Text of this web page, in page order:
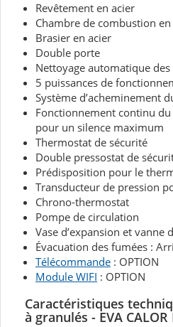
Revêtement en acier
Chambre de combustion
Brasier en acier
Double porte
Nettoyage automatique des
5 puissances de
Système d’acheminement
Fonctionnement continu
pour un silence maximum
Thermostat de sécurité
Double pressostat de
Prédisposition pour le
Transducteur de pression
Chrono-thermostat
Pompe de circulation
Vase d’expansion et vanne
Évacuation des fumées :
Télécommande : OPTION
Module WIFI : OPTION
Caractéristiques
à granulés - EVA CALOR